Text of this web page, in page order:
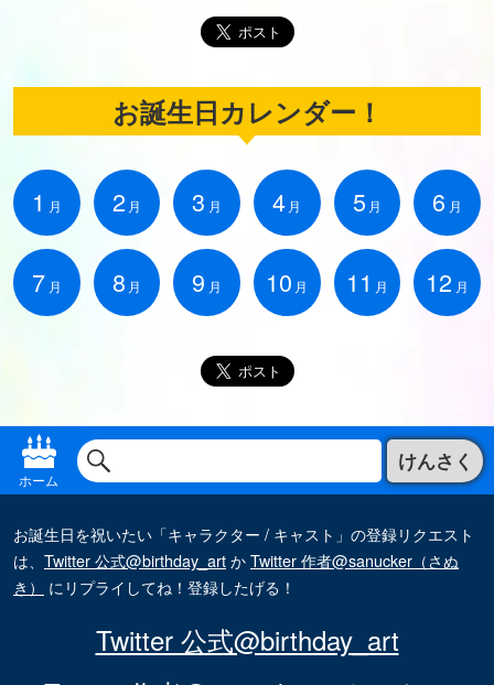
お誕生日カレンダー！
1 月 2 月 3 月 4 月 5 月 6 月
7 月 8 月 9 月 10 月 11 月 12 月
ホーム
けんさく
お誕生日を祝いたい「キャラクター / キャスト」の登録リクエスト
は、 Twitter 公式@birthday_artかTwitter 作者@sanucker（さぬ
き）
にリプライしてね！登録したげる！
Twitter 公式@birthday_art